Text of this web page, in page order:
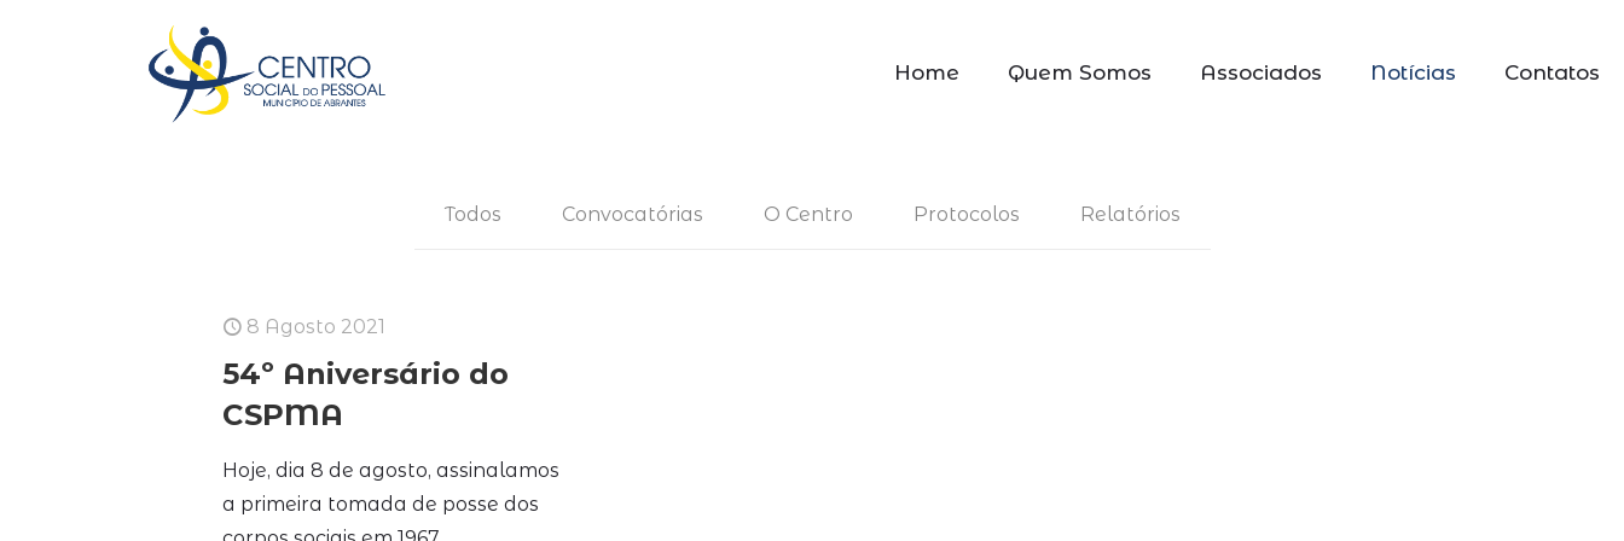
Home Quem Somos Associados Notícias Contatos
Todos Convocatórias O Centro Protocolos Relatórios
8 Agosto 2021
54º Aniversário do
CSPMA
Hoje, dia 8 de agosto, assinalamos
a primeira tomada de posse dos